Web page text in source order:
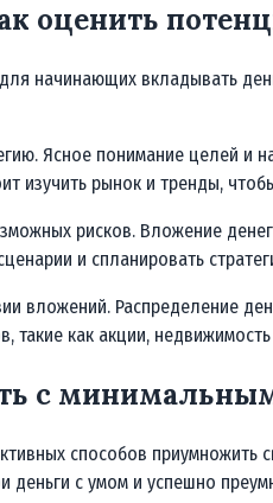
оценить
начинающих вкладывать
Ясное понимание целей и
изучить рынок и тренды,
рисков. Вложение
и спланировать
вложений. Распределение
такие как акции,
с
способов приумножить
с умом и успешно